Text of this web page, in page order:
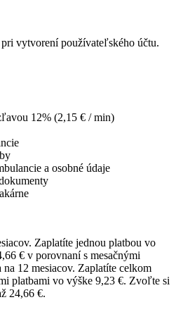
vytvorení používateľského účtu.
12% (2,15 € / min)
a osobné údaje
Zaplatíte jednou platbou vo
€ v porovnaní s mesačnými
na 12 mesiacov. Zaplatíte celkom
platbami vo výške 9,23 €. Zvoľte si
24,66 €.